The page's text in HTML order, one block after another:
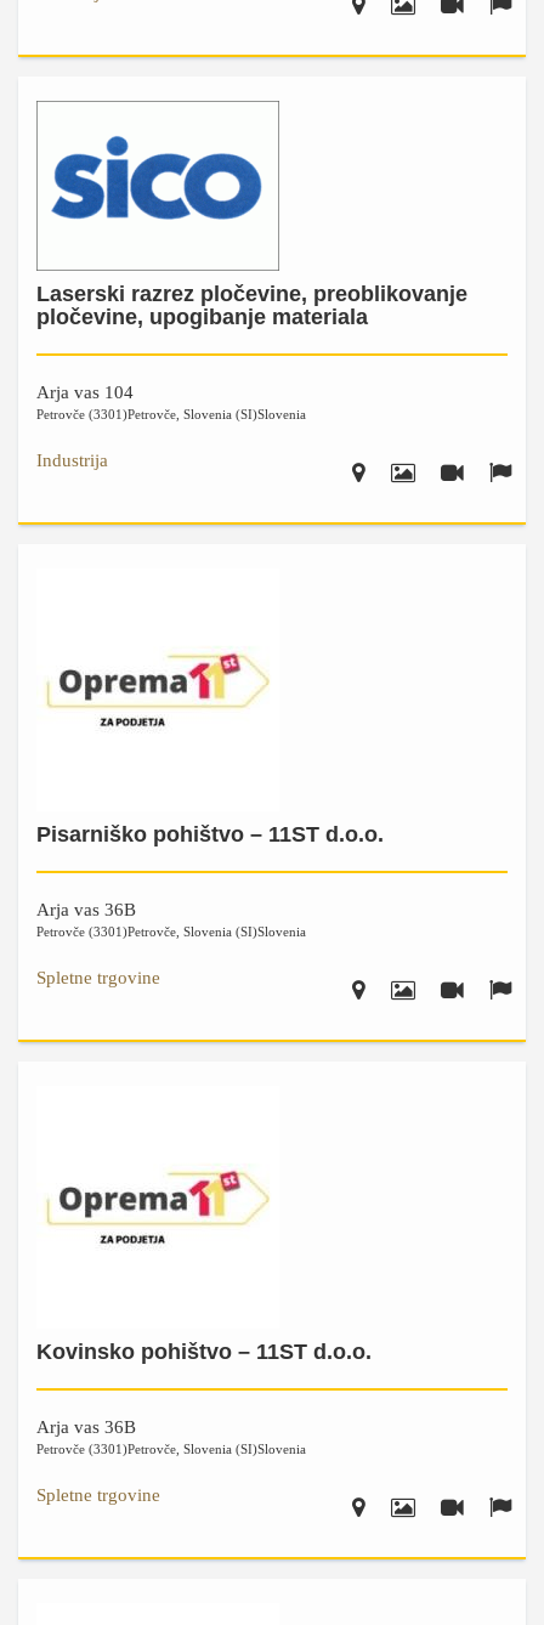
Laserski razrez pločevine, preoblikovanje
pločevine, upogibanje materiala
Arja vas 104
Petrovče (3301)Petrovče Slovenia (SI)Slovenia
Industrija
Pisarniško pohištvo – 11ST d.o.o.
Arja vas 36B
Petrovče (3301)Petrovče Slovenia (SI)Slovenia
Spletne trgovine
Kovinsko pohištvo – 11ST d.o.o.
Arja vas 36B
Petrovče (3301)Petrovče Slovenia (SI)Slovenia
Spletne trgovine